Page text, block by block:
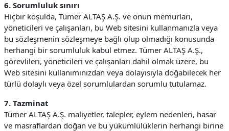
6. Sorumluluk sınırı
Hiçbir koşulda, Tümer ALTAŞ A.Ş. ve onun memurları,
yöneticileri ve çalışanları, bu Web sitesini kullanmanızla veya
bu sözleşmenin sözleşmeye bağlı olup olmadığı konusunda
herhangi bir sorumluluk kabul etmez. Tümer ALTAŞ A.Ş.,
görevlileri, yöneticileri ve çalışanları dahil olmak üzere, bu
Web sitesini kullanımınızdan veya dolayısıyla doğabilecek her
türlü dolaylı veya özel sorumlulardan sorumlu tutulamaz.
7. Tazminat
Tümer ALTAŞ A.Ş. maliyetler, talepler, eylem nedenleri, hasar
ve masraflardan doğan ve bu yükümlülüklerin herhangi birine